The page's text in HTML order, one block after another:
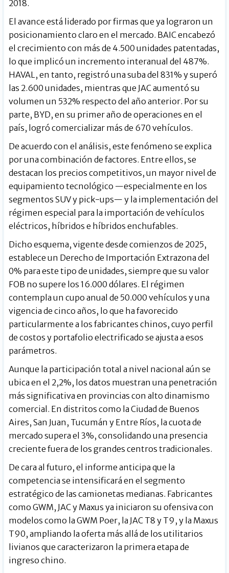
2018.
El avance está liderado por firmas que ya lograron un
posicionamiento claro en el mercado. BAIC encabezó
el crecimiento con más de 4.500 unidades patentadas,
lo que implicó un incremento interanual del 487%.
HAVAL, en tanto, registró una suba del 831% y superó
las 2.600 unidades, mientras que JAC aumentó su
volumen un 532% respecto del año anterior. Por su
parte, BYD, en su primer año de operaciones en el
país, logró comercializar más de 670 vehículos.
De acuerdo con el análisis, este fenómeno se explica
por una combinación de factores. Entre ellos, se
destacan los precios competitivos, un mayor nivel de
equipamiento tecnológico —especialmente en los
segmentos SUV y pick-ups— y la implementación del
régimen especial para la importación de vehículos
eléctricos, híbridos e híbridos enchufables.
Dicho esquema, vigente desde comienzos de 2025,
establece un Derecho de Importación Extrazona del
0% para este tipo de unidades, siempre que su valor
FOB no supere los 16.000 dólares. El régimen
contempla un cupo anual de 50.000 vehículos y una
vigencia de cinco años, lo que ha favorecido
particularmente a los fabricantes chinos, cuyo perfil
de costos y portafolio electrificado se ajusta a esos
parámetros.
Aunque la participación total a nivel nacional aún se
ubica en el 2,2%, los datos muestran una penetración
más significativa en provincias con alto dinamismo
comercial. En distritos como la Ciudad de Buenos
Aires, San Juan, Tucumán y Entre Ríos, la cuota de
mercado supera el 3%, consolidando una presencia
creciente fuera de los grandes centros tradicionales.
De cara al futuro, el informe anticipa que la
competencia se intensificará en el segmento
estratégico de las camionetas medianas. Fabricantes
como GWM, JAC y Maxus ya iniciaron su ofensiva con
modelos como la GWM Poer, la JAC T8 y T9, y la Maxus
T90, ampliando la oferta más allá de los utilitarios
livianos que caracterizaron la primera etapa de
ingreso chino.